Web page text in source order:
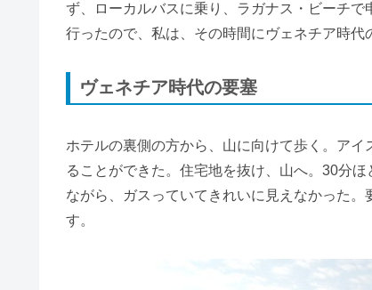
ず、ローカルバスに乗り、ラガナス・ビーチ
行ったので、私は、その時間にヴェネチア時代
ヴェネチア時代の要塞
ホテルの裏側の方から、山に向けて歩く。ア
ることができた。住宅地を抜け、山へ。30分
ながら、ガスっていてきれいに見えなかった
す。